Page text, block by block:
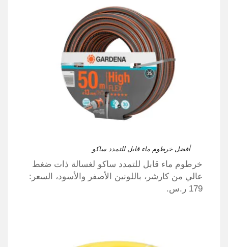
أفضل خرطوم ماء قابل للتمدد ساكو
خرطوم ماء قابل للتمدد ساكو لغسالة ذات ضغط
عالي من كارشر، باللونين الأصفر والأسود، السعر:
179 ر.س.